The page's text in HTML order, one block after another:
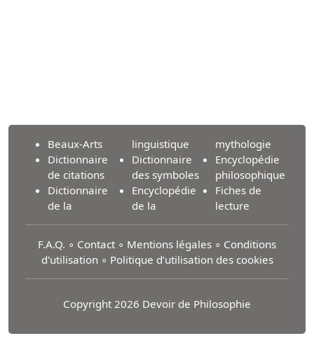
Beaux-Arts
Dictionnaire
de citations
Dictionnaire
de la
linguistique
Dictionnaire
des symboles
Encyclopédie
de la
mythologie
Encyclopédie
philosophique
Fiches de
lecture
F.A.Q. ∘ Contact ∘ Mentions légales ∘ Conditions
d'utilisation ∘ Politique d’utilisation des cookies
Copyright 2026 Devoir de Philosophie